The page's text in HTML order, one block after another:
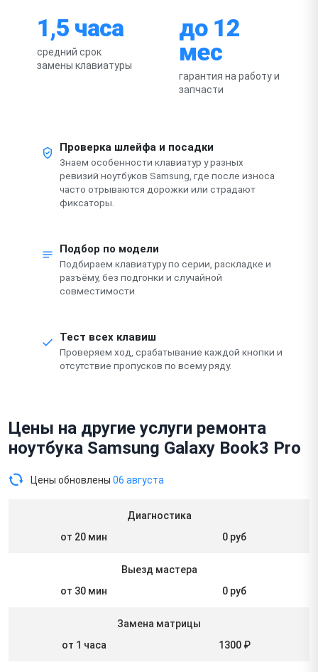
1,5 часа
средний срок
замены клавиатуры
до 12
мес
гарантия на работу и
запчасти
Проверка шлейфа и посадки
Знаем особенности клавиатур у разных
ревизий ноутбуков Samsung, где после износа
часто отрываются дорожки или страдают
фиксаторы.
Подбор по модели
Подбираем клавиатуру по серии, раскладке и
разъёму, без подгонки и случайной
совместимости.
Тест всех клавиш
Проверяем ход, срабатывание каждой кнопки и
отсутствие пропусков по всему ряду.
Цены на другие услуги ремонта
ноутбука Samsung Galaxy Book3 Pro
Цены обновлены 06 августа
Диагностика
от 20 мин
0 руб
Выезд мастера
от 30 мин
0 руб
Замена матрицы
от 1 часа
1300 ₽